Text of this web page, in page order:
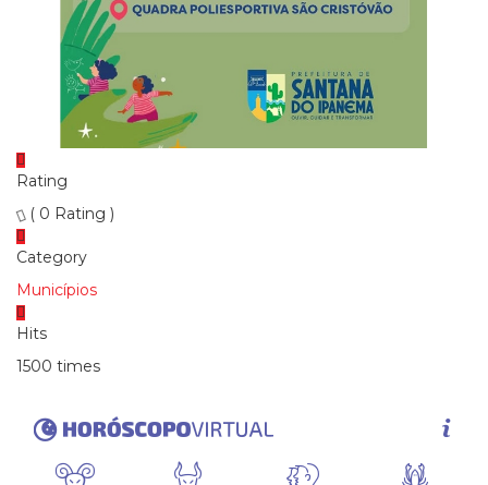
Rating
( 0 Rating )
Category
Municípios
Hits
1500 times